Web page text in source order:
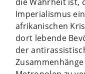
Imperialismus
afrikanischen
dort lebende
der